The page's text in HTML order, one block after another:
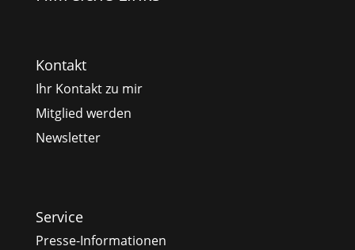
Kontakt
Ihr Kontakt zu mir
Mitglied werden
Newsletter
Service
Presse-Informationen